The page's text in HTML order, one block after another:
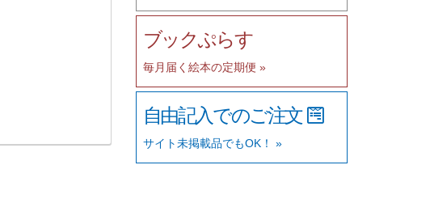
ブックぷらす
毎月届く絵本の定期便 »
自由記入でのご注文
サイト未掲載品でもOK！ »